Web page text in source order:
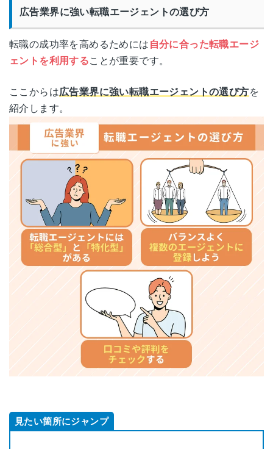
広告業界に強い転職エージェントの選び方
転職の成功率を高めるためには 自分に合った転職エージ
ェントを利用することが重要です。
ここからは広告業界に強い転職エージェントの選び方を
紹介します。
見たい箇所にジャンプ